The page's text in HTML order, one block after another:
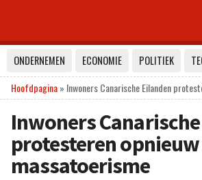
ONDERNEMEN ECONOMIE POLITIEK
Hoofdpagina» Inwoners Canarische Eilanden
Inwoners
protesteren opnieuw
massatoerisme